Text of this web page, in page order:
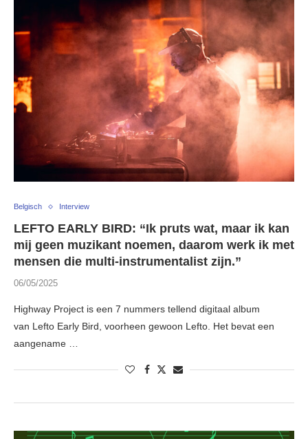
Belgisch Interview
LEFTO EARLY BIRD: “Ik pruts wat, maar ik kan
mij geen muzikant noemen, daarom werk ik met
mensen die multi-instrumentalist zijn.”
06/05/2025
Highway Project is een 7 nummers tellend digitaal album
van Lefto Early Bird, voorheen gewoon Lefto. Het bevat een
aangename …